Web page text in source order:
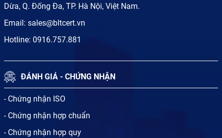
Dừa, Q. Đống Đa, TP. Hà Nội, Việt Nam.
Email: sales@bltcert.vn
Hotline: 0916.757.881
ĐÁNH GIÁ - CHỨNG NHẬN
- Chứng nhận ISO
- Chứng nhận hợp chuẩn
- Chứng nhận hợp quy